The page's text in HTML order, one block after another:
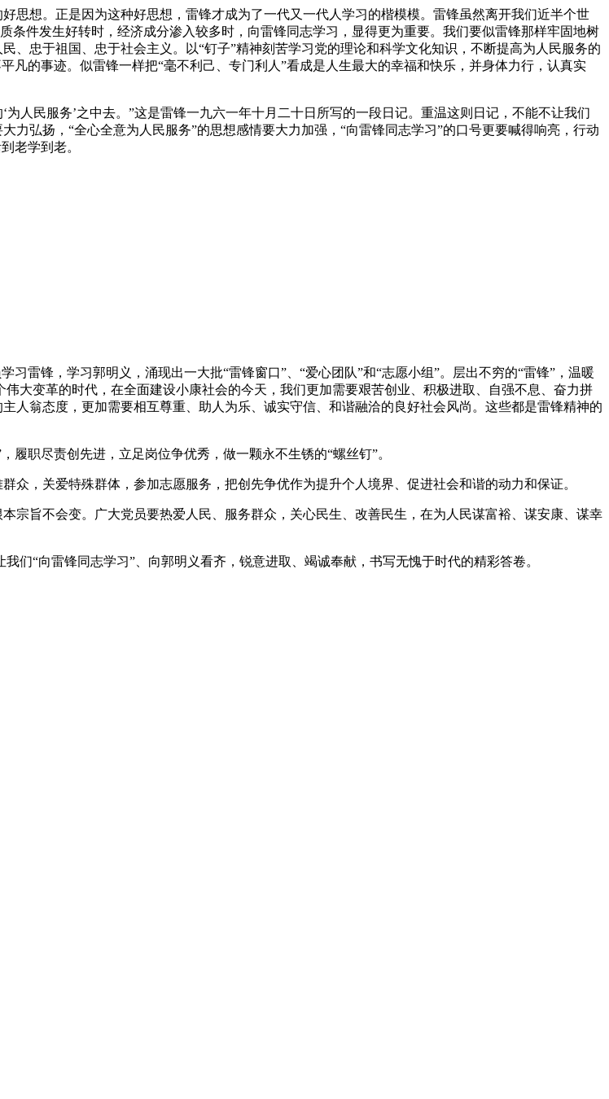
思想。正是因为这种好思想，雷锋才成为了一代又一代人学习的楷模模。雷锋虽然离开我们近半个世
件发生好转时，经济成分渗入较多时，向雷锋同志学习，显得更为重要。我们要似雷锋那样牢固地树
、忠于祖国、忠于社会主义。以“钉子”精神刻苦学习党的理论和科学文化知识，不断提高为人民服务的
凡的事迹。似雷锋一样把“毫不利己、专门利人”看成是人生最大的幸福和快乐，并身体力行，认真实
人民服务’之中去。”这是雷锋一九六一年十月二十日所写的一段日记。重温这则日记，不能不让我们
弘扬，“全心全意为人民服务”的思想感情要大力加强，“向雷锋同志学习”的口号更要喊得响亮，行动
老学到老。
雷锋，学习郭明义，涌现出一大批“雷锋窗口”、“爱心团队”和“志愿小组”。层出不穷的“雷锋”，温暖
大变革的时代，在全面建设小康社会的今天，我们更加需要艰苦创业、积极进取、自强不息、奋力拼
人翁态度，更加需要相互尊重、助人为乐、诚实守信、和谐融洽的良好社会风尚。这些都是雷锋精神的
职尽责创先进，立足岗位争优秀，做一颗永不生锈的“螺丝钉”。
，关爱特殊群体，参加志愿服务，把创先争优作为提升个人境界、促进社会和谐的动力和保证。
宗旨不会变。广大党员要热爱人民、服务群众，关心民生、改善民生，在为人民谋富裕、谋安康、谋幸
们“向雷锋同志学习”、向郭明义看齐，锐意进取、竭诚奉献，书写无愧于时代的精彩答卷。